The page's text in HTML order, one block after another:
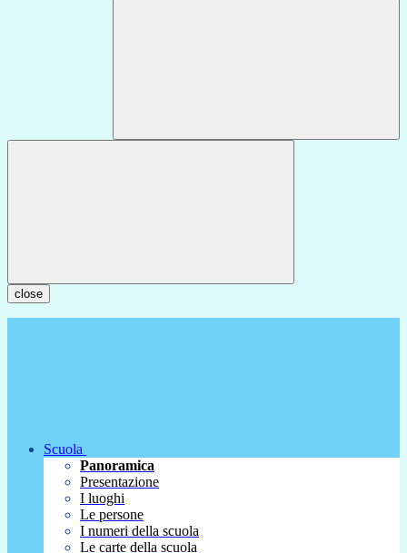
close
Scuola
Panoramica
Presentazione
I luoghi
Le persone
I numeri della scuola
Le carte della scuola